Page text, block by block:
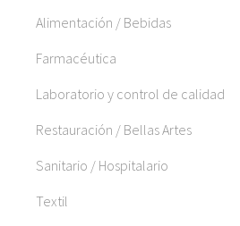
Alimentación / Bebidas
Farmacéutica
Laboratorio y control de calidad
Restauración / Bellas Artes
Sanitario / Hospitalario
Textil